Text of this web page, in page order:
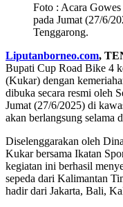
Foto : Acara
pada Jumat (27/6/
Tenggarong.
Liputanborneo.com,
Bupati Cup Road Bike 4
(Kukar) dengan
dibuka secara resmi oleh
Jumat (27/6/2025) di
akan berlangsung selama
Diselenggarakan oleh
Kukar bersama Ikatan
kegiatan ini berhasil
sepeda dari Kalimantan
hadir dari Jakarta, Bali,